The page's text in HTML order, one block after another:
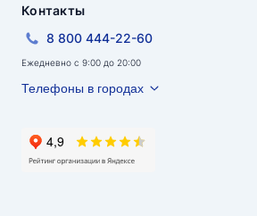
Контакты
8 800 444-22-60
Ежедневно с 9:00 до 20:00
Телефоны в городах